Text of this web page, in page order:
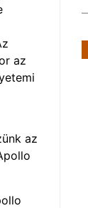
az
az